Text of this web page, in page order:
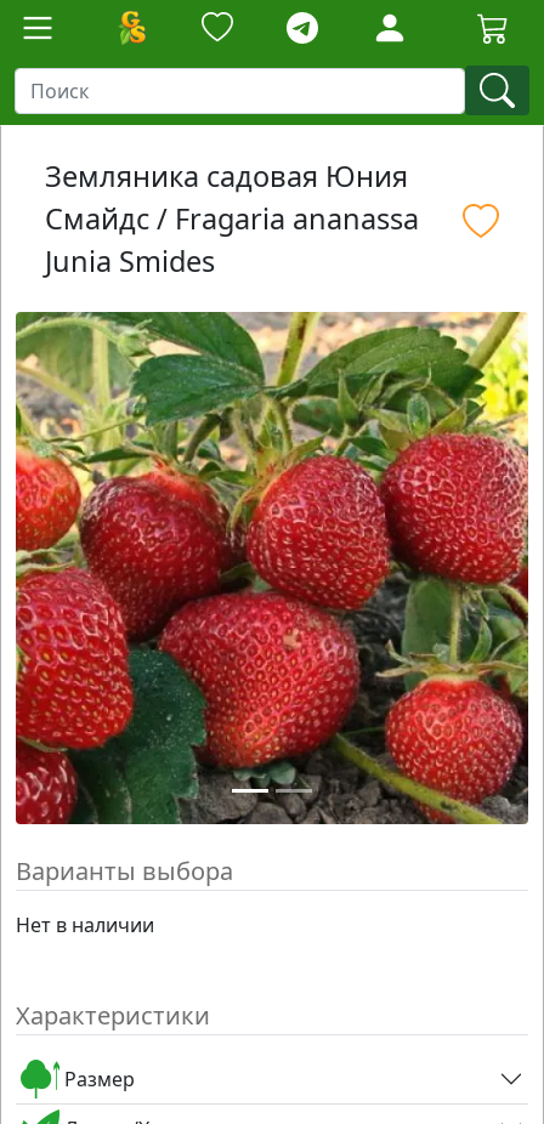
Земляника садовая Юния
Смайдс / Fragaria ananassa
Junia Smides
Варианты выбора
Нет в наличии
Характеристики
Размер